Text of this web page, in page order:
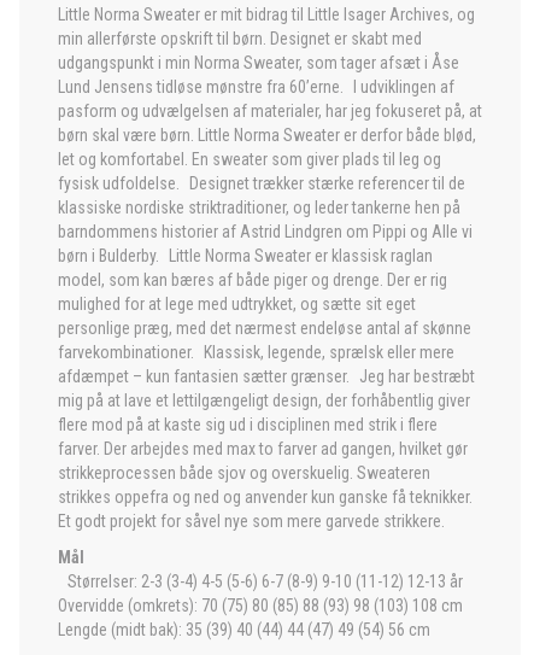
Little Norma Sweater er mit bidrag til Little Isager Archives, og
min allerførste opskrift til børn. Designet er skabt med
udgangspunkt i min Norma Sweater, som tager afsæt i Åse
Lund Jensens tidløse mønstre fra 60’erne. I udviklingen af
pasform og udvælgelsen af materialer, har jeg fokuseret på, at
børn skal være børn. Little Norma Sweater er derfor både blød,
let og komfortabel. En sweater som giver plads til leg og
fysisk udfoldelse. Designet trækker stærke referencer til de
klassiske nordiske striktraditioner, og leder tankerne hen på
barndommens historier af Astrid Lindgren om Pippi og Alle vi
børn i Bulderby. Little Norma Sweater er klassisk raglan
model, som kan bæres af både piger og drenge. Der er rig
mulighed for at lege med udtrykket, og sætte sit eget
personlige præg, med det nærmest endeløse antal af skønne
farvekombinationer. Klassisk, legende, sprælsk eller mere
afdæmpet – kun fantasien sætter grænser. Jeg har bestræbt
mig på at lave et lettilgængeligt design, der forhåbentlig giver
flere mod på at kaste sig ud i disciplinen med strik i flere
farver. Der arbejdes med max to farver ad gangen, hvilket gør
strikkeprocessen både sjov og overskuelig. Sweateren
strikkes oppefra og ned og anvender kun ganske få teknikker.
Et godt projekt for såvel nye som mere garvede strikkere.
Mål
Størrelser: 2-3 (3-4) 4-5 (5-6) 6-7 (8-9) 9-10 (11-12) 12-13 år
Overvidde (omkrets): 70 (75) 80 (85) 88 (93) 98 (103) 108 cm
Lengde (midt bak): 35 (39) 40 (44) 44 (47) 49 (54) 56 cm